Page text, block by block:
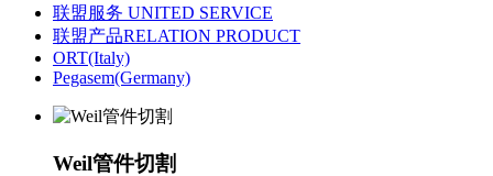
联盟服务 UNITED SERVICE
联盟产品RELATION PRODUCT
ORT(Italy)
Pegasem(Germany)
Weil管件切割